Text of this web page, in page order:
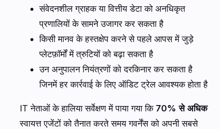
संवेदनशील ग्राहक या वित्तीय डेटा को अनधिकृत
प्रणालियों के सामने उजागर कर सकता है
किसी मानव के हस्तक्षेप करने से पहले आपस में जुड़े
प्लेटफ़ॉर्मों में त्रुटियों को बढ़ा सकता है
उन अनुपालन नियंत्रणों को दरकिनार कर सकता है
जिनमें हर कार्रवाई के लिए ऑडिट ट्रेल आवश्यक होता है
IT नेताओं के हालिया सर्वेक्षण में पाया गया कि 70% से अधिक
स्वायत्त एजेंटों को तैनात करते समय गवर्नेंस को अपनी सबसे